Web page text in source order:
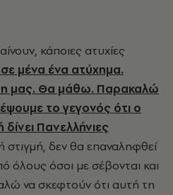
κάποιες ατυχίες
μένα ένα ατύχημα.
μας. Θα μάθω. Παρακαλώ
το γεγονός ότι ο
Πανελλήνιες
στιγμή, δεν θα επαναληφθεί
όλους όσοι με σέβονται και
να σκεφτούν ότι αυτή τη